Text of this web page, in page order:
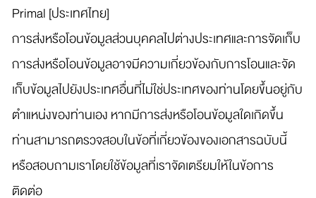
Primal [ประเทศไทย]
การส่งหรือโอนข้อมูลส่วนบุคคลไปต่างประเทศและการจัดเก็บ
การส่งหรือโอนข้อมูลอาจมีความเกี่ยวข้องกับการโอนและจัด
เก็บข้อมูลไปยังประเทศอื่นที่ไม่ใช่ประเทศของท่านโดยขึ้นอยู่กับ
ตำแหน่งของท่านเอง หากมีการส่งหรือโอนข้อมูลใดเกิดขึ้น
ท่านสามารถตรวจสอบในข้อที่เกี่ยวข้องของเอกสารฉบับนี้
หรือสอบถามเราโดยใช้ข้อมูลที่เราจัดเตรียมให้ในข้อการ
ติดต่อ